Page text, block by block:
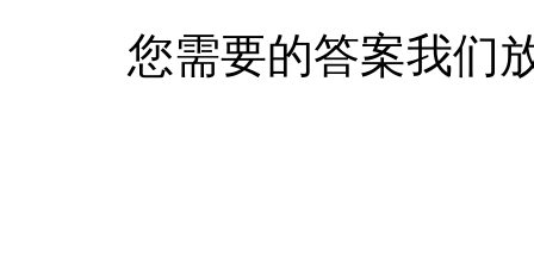
您需要的答案我们